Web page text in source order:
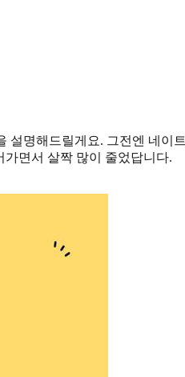
설명해드릴게요. 그전엔 네이
면서 살짝 많이 줄었답니다.